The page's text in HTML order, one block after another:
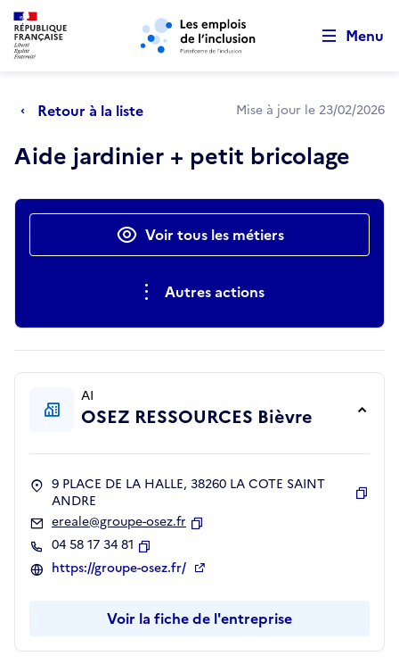
Aller au menu principal Aller au contenu principal
Menu
Retour à la liste Mise à jour le 23/02/2026
Aide jardinier + petit bricolage
Actions rapidesVoir tous les métiers
Autres actions
AI
OSEZ RESSOURCES Bièvre
9 PLACE DE LA HALLE, 38260 LA COTE SAINT
ANDRE
ereale@groupe-osez.fr
04 58 17 34 81
Copier
https://groupe-osez.fr/
Voir la fiche de l'entreprise
Retour au début de la page
Panneau de gestion des cookies